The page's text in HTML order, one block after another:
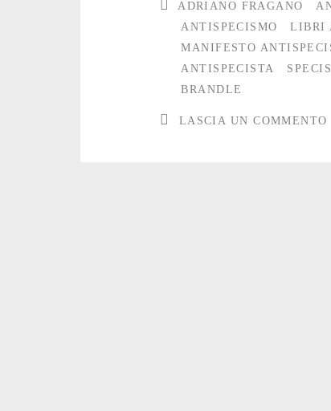
ADRIANO FRAGANO
ANTISPECISMO
LIBRI
MANIFESTO
ANTISPECISTA
BRANDLE
LASCIA UN COMMENTO